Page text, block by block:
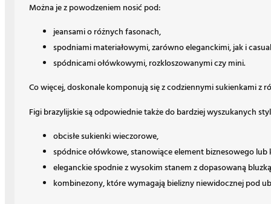
Można je z powodzeniem nosić pod:
jeansami o różnych fasonach,
spodniami materiałowymi, zarówno eleganckimi, jak i
spódnicami ołówkowymi, rozkloszowanymi czy mini.
Co więcej, doskonale komponują się z codziennymi sukienkami z
Figi brazylijskie są odpowiednie także do bardziej wyszukanych
obcisłe sukienki wieczorowe,
spódnice ołówkowe, stanowiące element biznesowego
eleganckie spodnie z wysokim stanem z dopasowaną
kombinezony, które wymagają bielizny niewidocznej pod